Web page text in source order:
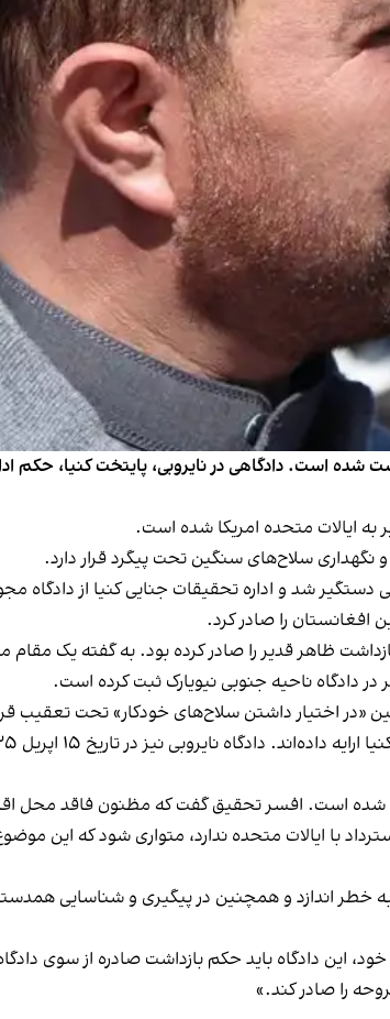
شده است. دادگاهی در نایروبی، پایتخت کنیا، حکم
به ایالات متحده امریکا شده است.
نگهداری سلاح‌های سنگین تحت پیگرد قرار دارد.
نایروبی دستگیر شد و اداره تحقیقات جنایی کنیا از
افغانستان را صادر کرد.
اعلام کرده است که دادگاهی در ایالات متحده در تاریخ ۲۵ مارچ ۲۰۲۵ حکم بازداشت ظاهر قدیر را
در دادگاه ناحیه جنوبی نیویارک ثبت کرده است.
«در اختیار داشتن سلاح‌های خودکار» تحت تعقیب
اپریل ۲۰۲۵ با پرواز قطر ایرویز وارد نایروبی شده است. افسر تحقیق گفت
با ایالات متحده ندارد، متواری شود که این
به خطر اندازد و همچنین در پیگیری و شناسایی
این دادگاه باید حکم بازداشت صادره از سوی
را صادر کند.»